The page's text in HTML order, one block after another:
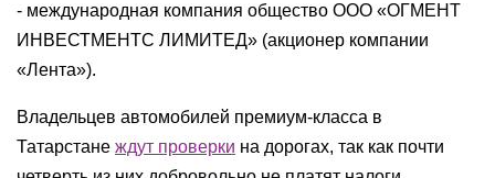
- международная компания общество ООО «ОГМЕНТ
ИНВЕСТМЕНТС ЛИМИТЕД» (акционер компании
«Лента»).
Владельцев автомобилей премиум-класса в
Татарстане ждут проверки на дорогах, так как почти